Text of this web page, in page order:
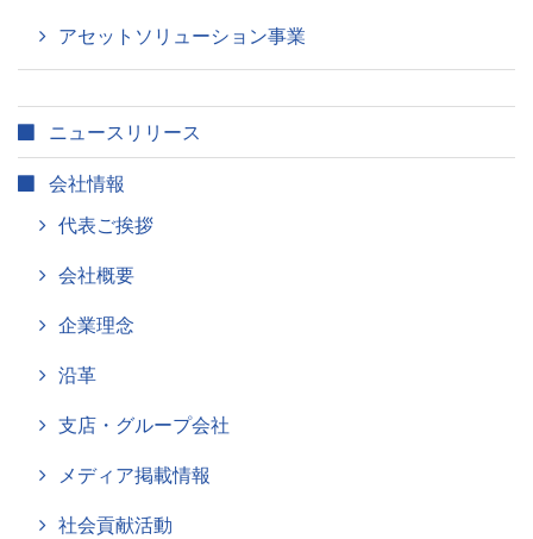
アセットソリューション事業
ニュースリリース
会社情報
代表ご挨拶
会社概要
企業理念
沿革
支店・グループ会社
メディア掲載情報
社会貢献活動